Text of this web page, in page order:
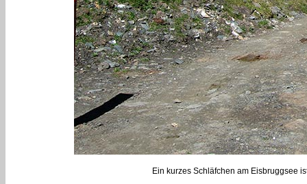
Ein kurzes Schläfchen am Eisbruggsee